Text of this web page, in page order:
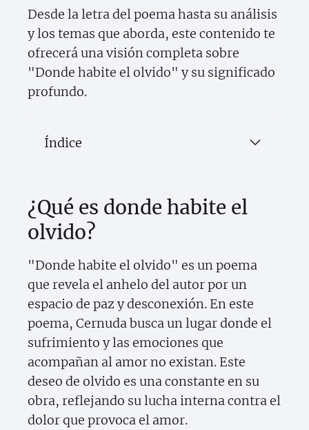
Desde la letra del poema hasta su análisis
y los temas que aborda, este contenido te
ofrecerá una visión completa sobre
"Donde habite el olvido" y su significado
profundo.
Índice
¿Qué es donde habite el
olvido?
"Donde habite el olvido" es un poema
que revela el anhelo del autor por un
espacio de paz y desconexión. En este
poema, Cernuda busca un lugar donde el
sufrimiento y las emociones que
acompañan al amor no existan. Este
deseo de olvido es una constante en su
obra, reflejando su lucha interna contra el
dolor que provoca el amor.